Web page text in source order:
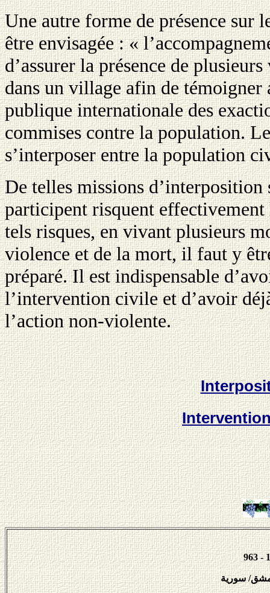
Une autre forme de présence sur
être envisagée : «
d’assurer la présence de
dans un village afin de témoigner
publique internationale des
commises contre la population.
s’interposer entre la population
De telles missions
participent risquent effectivement
tels risques, en vivant plusieurs
violence et de la mort, il faut y
préparé. Il est indispensable
l’intervention civile et d’avoir
l’action non-violente.